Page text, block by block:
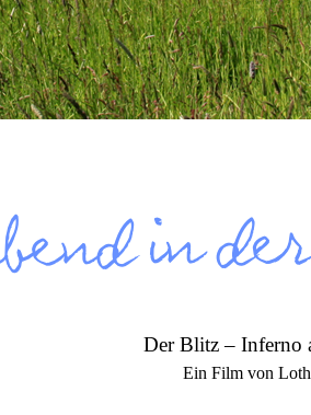
Der Blitz – Inferno
Ein Film von